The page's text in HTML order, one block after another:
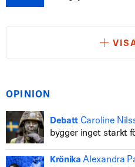
OPINION
Debatt Caroline
bygger inget starkt
Krönika Alexandra